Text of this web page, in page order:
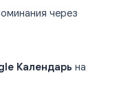
через
Календарь на